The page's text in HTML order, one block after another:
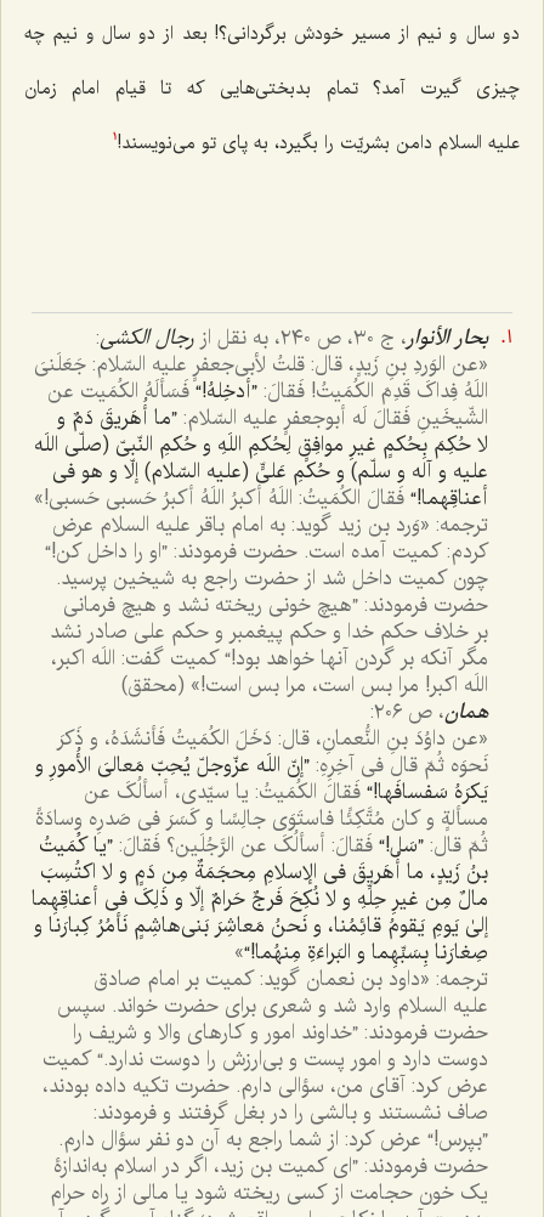
دو سال و نیم از مسیر خودش برگردانی؟! بعد از دو سال و نیم چه
چیزی گیرت آمد؟ تمام بدبختی‌هایی که تا قیام امام زمان
علیه السلام دامن بشریّت را بگیرد، به پای تو می‌نویسند!1
بحار الأنوار، ج ٣٠، ص ٢٤٠، به نقل از رجال الکشی:
«عن الوَردِ بنِ زَیدٍ، قال: قلتُ لأبی‌جعفرٍ علیه السّلام: جَعَلَنیَ
اللَهُ فِداکَ قَدِمَ الکُمَیتُ! فَقالَ:”أدخِلهُ!“فَسَألَهُ الکُمَیت عن
الشّیخَینِ فَقالَ لَه أبوجعفرٍ علیه السّلام:”ما أُهَریقَ دَمٌ و
لا حُکِمَ بِحُکمٍ غیرِ موافِقٍ لِحُکمِ اللَهِ و حُکمِ النّبیّ (صلّی اللَه
علیه و آله و سلّم) و حُکمِ عَلیٍّ (علیه السّلام) إلّا و هو فی
أعناقِهما!“فَقالَ الکُمَیتُ: اللَهُ أکبرُ اللَهُ أکبرُ حَسبی حَسبی!»
ترجمه: «وَرد بن زید گوید: به امام باقر علیه السلام عرض
کردم: کمیت آمده است. حضرت فرمودند: ”او را داخل کن!“
چون کمیت داخل شد از حضرت راجع به شیخین پرسید.
حضرت فرمودند: ”هیچ خونی ریخته نشد و هیچ فرمانی
بر خلاف حکم خدا و حکم پیغمبر و حکم علی صادر نشد
مگر آنکه بر گردن آنها خواهد بود!“ کمیت گفت: اللَه اکبر،
اللَه اکبر! مرا بس است، مرا بس است!» (محقق)
همان، ص ٢٠٦:
«عن داوُدَ بنِ النُّعمانِ، قال: دَخَلَ الکُمَیتُ فَأنشَدَهُ، و ذَکرَ
نَحوَه ثُمّ قال فی آخِرِهِ:”إنّ اللَه عزّوجلّ یُحِبّ مَعالیَ الأُمورِ و
یَکرَهُ سَفسافَها!“فَقالَ الکُمَیتُ: یا سیّدی، أسألُکَ عن
مسألةٍ و کان مُتَّکِئًا فاستَوَی جالِسًا و کَسَرَ فی صَدرِه وِسادَةً
ثُمّ قال:”سَل!“فَقالَ: أسألُکَ عن الرَّجُلَین؟ فَقالَ:”یا کُمَیتُ
بنُ زَیدٍ، ما أُهَریقَ فی الإسلامِ مِحجَمَةٌ مِن دَمٍ و لا اکتُسِبَ
مالٌ مِن غیرِ حِلِّهِ و لا نُکِحَ فَرجٌ حَرامٌ إلّا و ذَلِکَ فی أعناقِهِما
إلیٰ یَومِ یَقومُ قائِمُنا، و نَحنُ مَعاشِرَ بَنی‌هاشِمٍ نَأمُرُ کِبارَنا و
صِغارَنا بِسَبِّهِما و البَراءَةِ مِنهُما!“»
ترجمه: «داود بن نعمان گوید: کمیت بر امام صادق
علیه السلام وارد شد و شعری برای حضرت خواند. سپس
حضرت فرمودند: ”خداوند امور و کارهای والا و شریف را
دوست دارد و امور پست و بی‌ارزش را دوست ندارد.“ کمیت
عرض کرد: آقای من، سؤالی دارم. حضرت تکیه داده بودند،
صاف نشستند و بالشی را در بغل گرفتند و فرمودند:
”بپرس!“ عرض کرد: از شما راجع به آن دو نفر سؤال دارم.
حضرت فرمودند: ”ای کمیت بن زید، اگر در اسلام به‌اندازۀ
یک خون حجامت از کسی ریخته شود یا مالی از راه حرام